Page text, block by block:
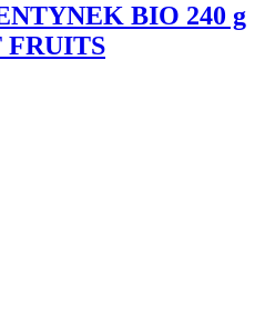
BIO 240 g
FRUITS